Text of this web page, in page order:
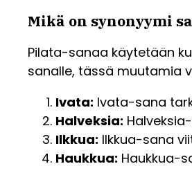
Mikä on synonyymi
Pilata-sanaa käytetään
sanalle, tässä muutamia
Ivata: Ivata-sana
Halveksia:
Ilkkua: Ilkkua-sana
Haukkua: Haukkua-